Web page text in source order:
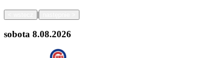
|
sobota 8.08.2026